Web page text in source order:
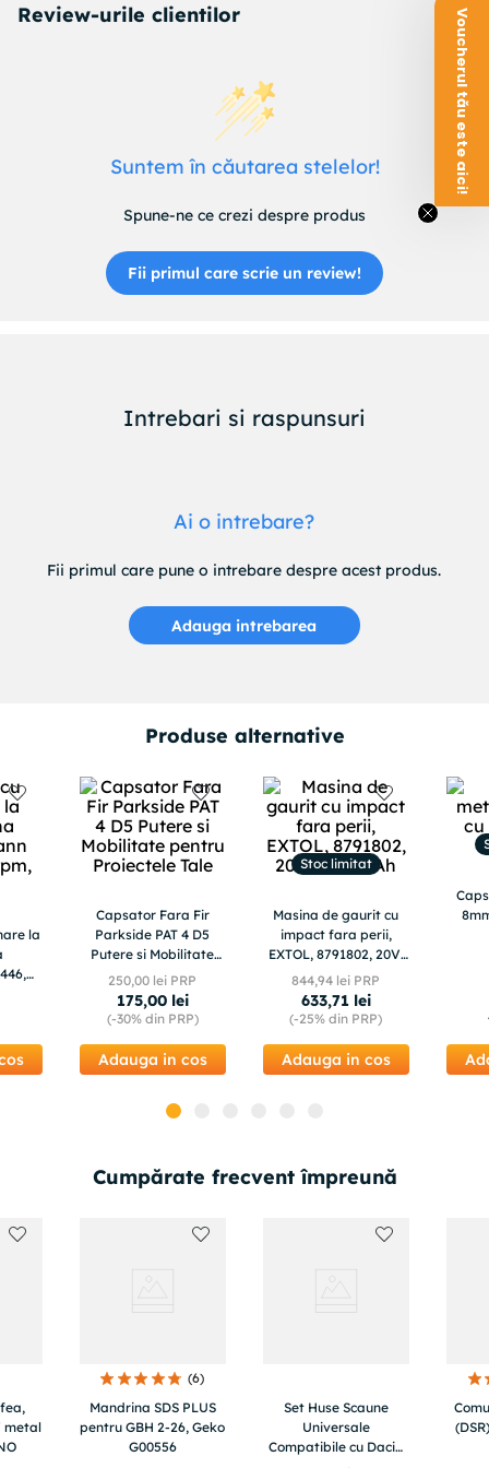
Review-urile clientilor
Suntem în căutarea stelelor!
Spune-ne ce crezi despre produs
Fii primul care scrie un review!
Intrebari si raspunsuri
Ai o intrebare?
Fii primul care pune o intrebare despre acest produs.
Adauga intrebarea
Produse alternative
la
Capsator Fara Fir
Parkside PAT 4 D5
Putere si Mobilitate
pentru Proiectele Tale
250,00 lei PRP
175,00 lei
(-30%din PRP)
Adauga in cos
Stoc limitat
Masina de gaurit cu
impact fara perii,
EXTOL, 8791802, 20V,
2000mAh
844,94 lei PRP
633,71 lei
(-25% din PRP)
Adauga in cos
Cumpărate frecvent împreună
metal
(6)
Mandrina SDS PLUS
pentru GBH 2-26, Geko
G00556
Set Huse Scaune
Universale
Compatibile cu Dacia
Voucherul tău este aici!